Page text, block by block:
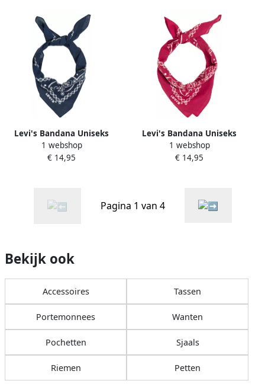
Levi's Bandana Uniseks
Paisley-nickysjaaltje
1 webshop
€ 14,95
Levi's Bandana Uniseks
Paisley-nickysjaaltje
1 webshop
€ 14,95
Pagina 1 van 4
Bekijk ook
Accessoires Tassen
Portemonnees Wanten
Pochetten Sjaals
Riemen Petten